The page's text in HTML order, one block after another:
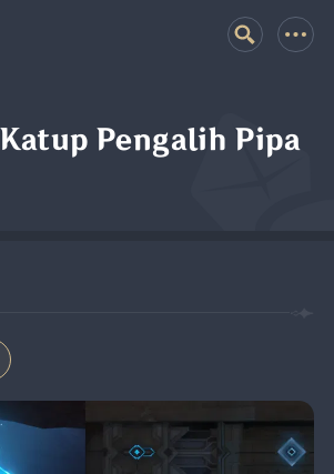
Katup Pengalih Pipa